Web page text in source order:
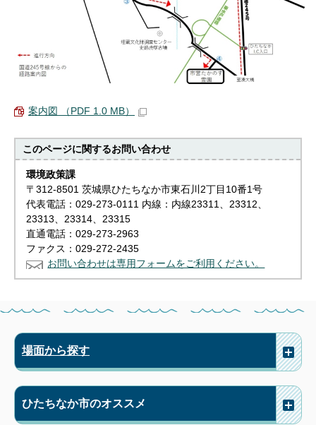
案内図 （PDF 1.0 MB）
このページに関するお問い合わせ
環境政策課
〒312-8501 茨城県ひたちなか市東石川2丁目10番1号
代表電話：029-273-0111 内線：内線23311、23312、
23313、23314、23315
直通電話：029-273-2963
ファクス：029-272-2435
お問い合わせは専用フォームをご利用ください。
場面から探す
ひたちなか市のオススメ